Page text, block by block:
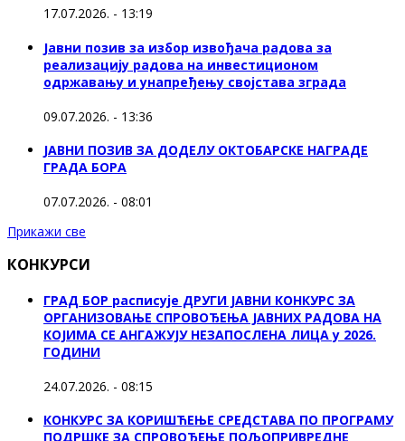
17.07.2026. - 13:19
Јавни позив за избор извођача радова за
реализацију радова на инвестиционом
одржавању и унапређењу својстава зграда
09.07.2026. - 13:36
ЈАВНИ ПОЗИВ ЗА ДОДЕЛУ ОКТOБАРСКЕ НАГРАДЕ
ГРАДА БОРА
07.07.2026. - 08:01
Прикажи све
КОНКУРСИ
ГРАД БОР расписује ДРУГИ ЈАВНИ КОНКУРС ЗА
ОРГАНИЗОВАЊЕ СПРОВОЂЕЊА ЈАВНИХ РАДОВА НА
КОЈИМА СЕ АНГАЖУЈУ НЕЗАПОСЛЕНА ЛИЦА у 2026.
ГОДИНИ
24.07.2026. - 08:15
КОНКУРС ЗА КОРИШЋЕЊЕ СРЕДСТАВА ПО ПРОГРАМУ
ПОДРШКЕ ЗА СПРОВОЂЕЊЕ ПОЉОПРИВРЕДНЕ